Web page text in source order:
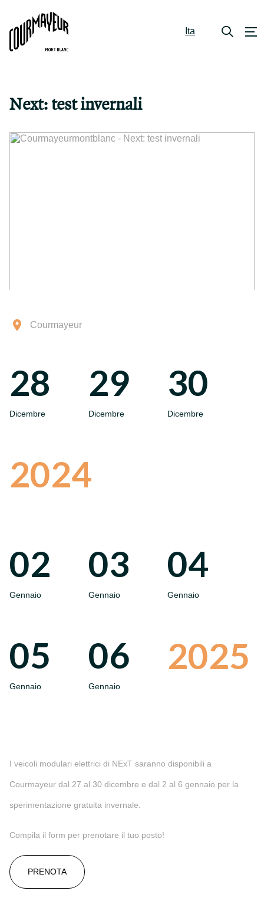
Ita
Next: test invernali
Courmayeur
28
Dicembre
29
Dicembre
30
Dicembre
2024
02
Gennaio
03
Gennaio
04
Gennaio
05
Gennaio
06
Gennaio
2025
I veicoli modulari elettrici di NExT saranno disponibili a
Courmayeur dal 27 al 30 dicembre e dal 2 al 6 gennaio per la
sperimentazione gratuita invernale.
Compila il form per prenotare il tuo posto!
PRENOTA